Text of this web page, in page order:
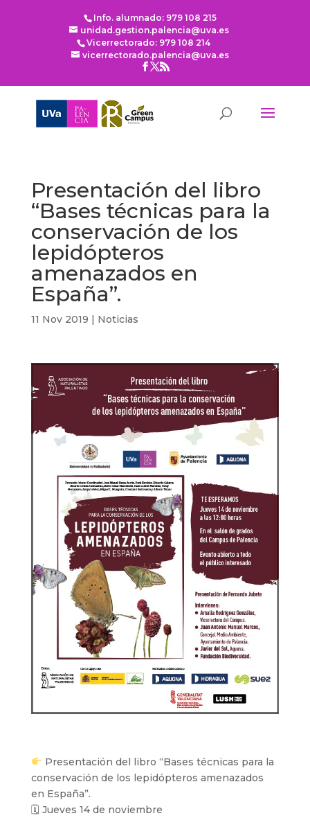
Info. alumnado: 979 108 215
unidad.gestion.palencia@uva.es
Vicerrectorado: 979 108 214
vicerrectorado.palencia@uva.es
Presentación del libro
“Bases técnicas para la
conservación de los
lepidópteros
amenazados en
España”.
11 Nov 2019 | Noticias
Presentación del libro “Bases técnicas para la
conservación de los lepidópteros amenazados
en España”.
🗓 Jueves 14 de noviembre